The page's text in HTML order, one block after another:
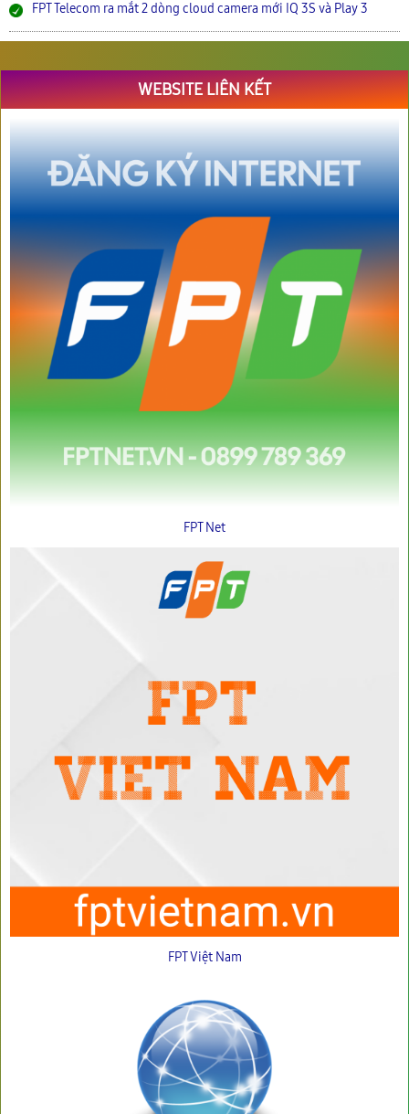
FPT Telecom ra mắt 2 dòng cloud camera mới IQ 3S và Play 3
WEBSITE LIÊN KẾT
FPT Net
FPT Việt Nam